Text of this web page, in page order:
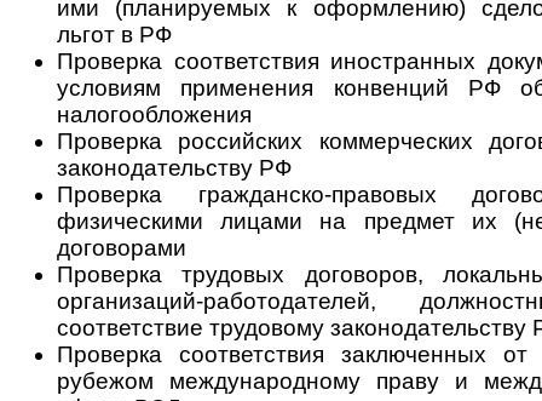
ими (планируемых к оформлению)
льгот в РФ
Проверка соответствия иностранных
условиям применения конвенций РФ
налогообложения
Проверка российских коммерческих
законодательству РФ
Проверка гражданско-правовых
физическими лицами на предмет их
договорами
Проверка трудовых договоров,
организаций-работодателей,
соответствие трудовому законодательству
Проверка соответствия заключенных
рубежом международному праву и